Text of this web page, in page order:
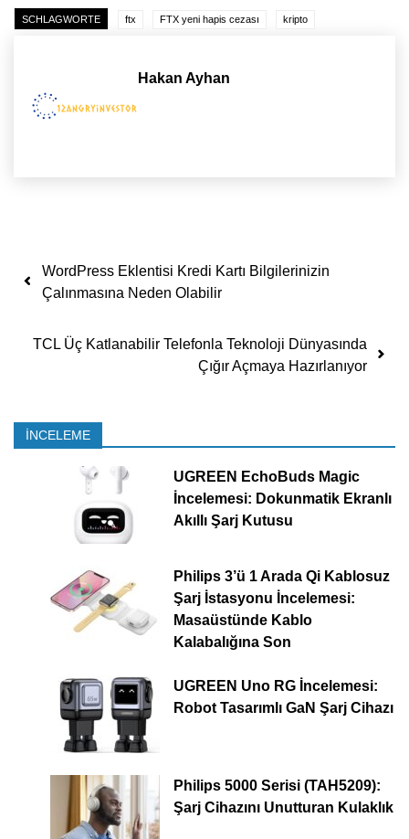
SCHLAGWORTE ftx FTX yeni hapis cezası kripto
Hakan Ayhan
Yazı dolaşımı
WordPress Eklentisi Kredi Kartı Bilgilerinizin
Çalınmasına Neden Olabilir
TCL Üç Katlanabilir Telefonla Teknoloji Dünyasında
Çığır Açmaya Hazırlanıyor
İNCELEME
UGREEN EchoBuds Magic
İncelemesi: Dokunmatik Ekranlı
Akıllı Şarj Kutusu
Philips 3’ü 1 Arada Qi Kablosuz
Şarj İstasyonu İncelemesi:
Masaüstünde Kablo
Kalabalığına Son
UGREEN Uno RG İncelemesi:
Robot Tasarımlı GaN Şarj Cihazı
Philips 5000 Serisi (TAH5209):
Şarj Cihazını Unutturan Kulaklık